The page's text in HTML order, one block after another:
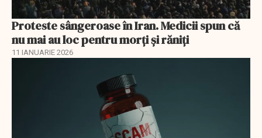
Proteste sângeroase în Iran. Medicii spun că
nu mai au loc pentru morți și răniți
11 IANUARIE 2026